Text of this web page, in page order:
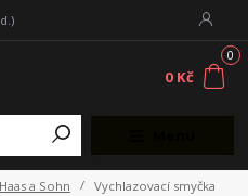
0
0 Kč
Haas a Sohn
Vychlazovací smyčka